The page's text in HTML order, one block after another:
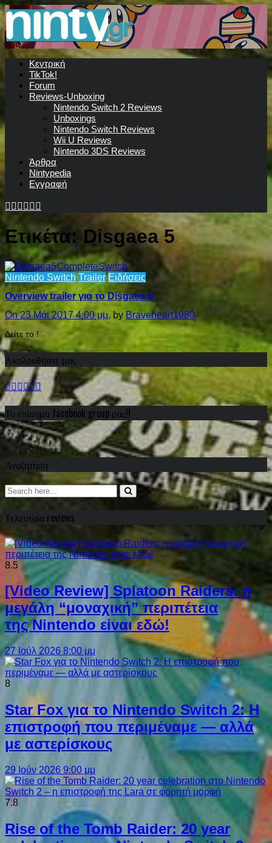
Κεντρική
TikTok!
Forum
Reviews-Unboxing
Nintendo Switch 2 Reviews
Unboxings
Nintendo Switch Reviews
Wii U Reviews
Nintendo 3DS Reviews
Άρθρα
Nintypedia
Εγγραφή
Ετικέτα: Disgaea 5
Nintendo Switch Trailer Ειδήσεις
Overview trailer για το Disgaea 5
On 23 Μάι 2017 4:00 μμ, by Braveheart1980
Δείτε το !
Ακολουθήστε μας
Το επίσημο facebook group μας!!
Αναζήτηση
Τελευταία reviews
8.5
[Video Review] Splatoon Raiders: η
μεγάλη “μοναχική” περιπέτεια
της Nintendo είναι εδώ!
27 Ιούλ 2026 8:00 μμ
8
Star Fox για το Nintendo Switch 2: Η
επιστροφή που περιμέναμε — αλλά
με αστερίσκους
29 Ιούν 2026 9:00 μμ
7.8
Rise of the Tomb Raider: 20 year